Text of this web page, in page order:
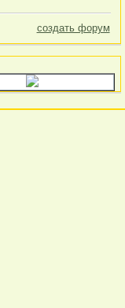
создать форум